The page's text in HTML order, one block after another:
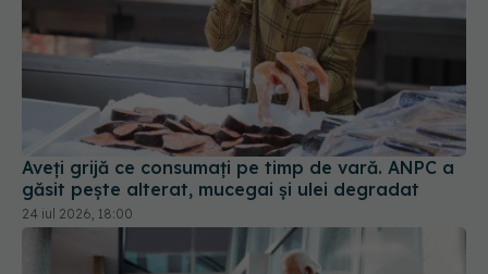
Aveți grijă ce consumați pe timp de vară. ANPC a
găsit pește alterat, mucegai și ulei degradat
24 iul 2026, 18:00